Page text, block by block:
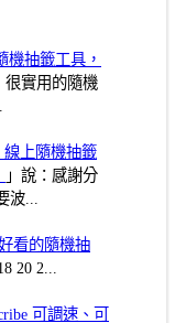
機抽籤工具，
很實用的隨機
線上隨機抽籤
」說：感謝分
...
看的隨機抽
20 2...
可調速、可